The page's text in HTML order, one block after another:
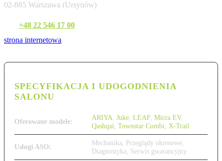
02-885 Warszawa (Ursynów)
+48 22 546 17 00
strona internetowa
SPECYFIKACJA I UDOGODNIENIA
SALONU
Oferowane modele: ARIYA Juke LEAF, Micra EV,
Qashqai Townstar Combi X-Trail
Usługi ASO:
Mechanika, Przeglądy okresowe,
Diagnostyka, Serwis gwarancyjny